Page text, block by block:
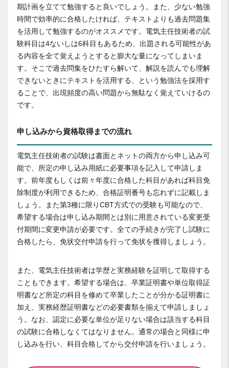
期計画を立てて勉強すると良いでしょう。また、少ない勉強
時間で効率的に合格したければ、テキストよりも過去問題集
を活用して勉強するのがオススメです。電気主任技術者の試
験科目は4ないしは6科目もあるため、出題される可能性があ
る内容を全て覚えようとすると膨大な量になってしまいま
す。そこで過去問集をひたすら解いて、解説を読んでも理解
できないときにテキストを活用する、という勉強法を採用す
ることで、出現頻度の高い問題から無駄なく覚えていけるの
です。
申し込みから資格取得までの流れ
電気主任技術者の試験は書面とネットの両方から申し込み可
能で、所定の申し込み用紙に必要事項を記入して申請しま
す。前年度もしくは前々年度に合格した科目があれば科目免
除制度が利用できるため、合格証明番号も忘れずに記載しま
しょう。また第3種に限りCBT方式での受験も可能なので、
希望する場合は申し込み期間とは別に用意されている変更受
付期間に変更申請が必要です。全ての手続きが完了し試験に
合格したら、免状交付申請を行って免状を獲得しましょう。
また、電気主任技術者は学歴と実務経験を証明して取得する
こともできます。希望する場合は、卒業証明書や単位取得証
明書など所定の科目を修めて卒業したことが分かる証明書に
加え、実務経歴証明書などの必要書類を揃えて申請しましょ
う。なお、認定に必要な単位が足りない場合は該当する科目
の試験に合格しなくてはなりません。通常の場合と同様に申
し込みを行い、科目合格してから交付申請を行いましょう。